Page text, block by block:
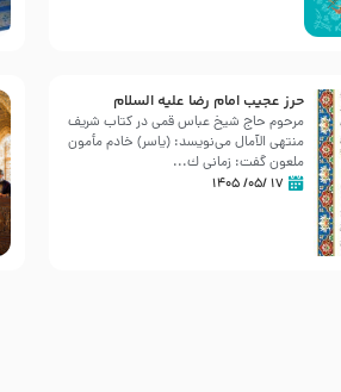
حرز عجیب امام رضا علیه السلام
مرحوم حاج شیخ عباس قمی در کتاب شریف
منتهی الآمال می‌نویسد: (ياسر) خادم مأمون
ملعون گفت: زمانى ك...
۱۷ /۰۵/ ۱۴۰۵